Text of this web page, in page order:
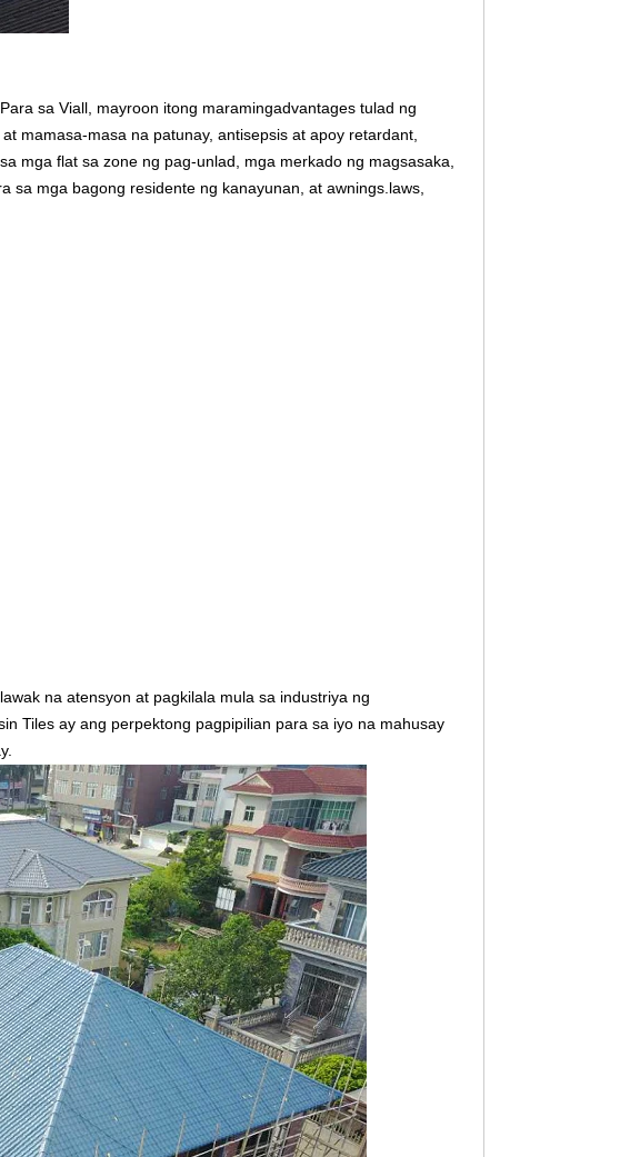
Para sa Viall, mayroon itong maramingadvantages tulad ng
mamasa-masa na patunay, antisepsis at apoy retardant,
mga flat sa zone ng pag-unlad, mga merkado ng magsasaka,
sa mga bagong residente ng kanayunan, at awnings.laws,
na atensyon at pagkilala mula sa industriya ng
Tiles ay ang perpektong pagpipilian para sa iyo na mahusay